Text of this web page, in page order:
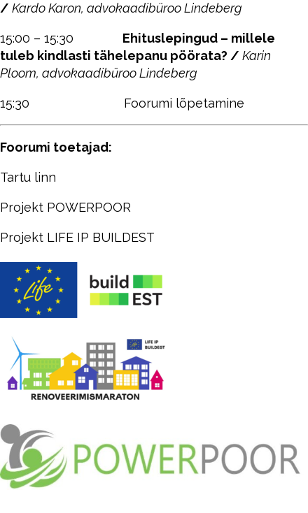
/ Kardo Karon, advokaadibüroo Lindeberg
15:00 – 15:30 Ehituslepingud – millele
tuleb kindlasti tähelepanu pöörata? / Karin
Ploom, advokaadibüroo Lindeberg
15:30 Foorumi lõpetamine
Foorumi toetajad:
Tartu linn
Projekt POWERPOOR
Projekt LIFE IP BUILDEST